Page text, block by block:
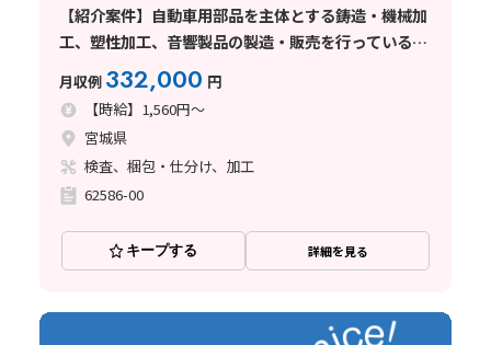
【紹介案件】自動車用部品を主体とする鋳造・機械加
工、塑性加工、音響製品の製造・販売を行っている企
業でのお仕事
月収例 332,000 円
【時給】1,560円～
宮城県
検査、梱包・仕分け、加工
62586-00
キープする 詳細を見る